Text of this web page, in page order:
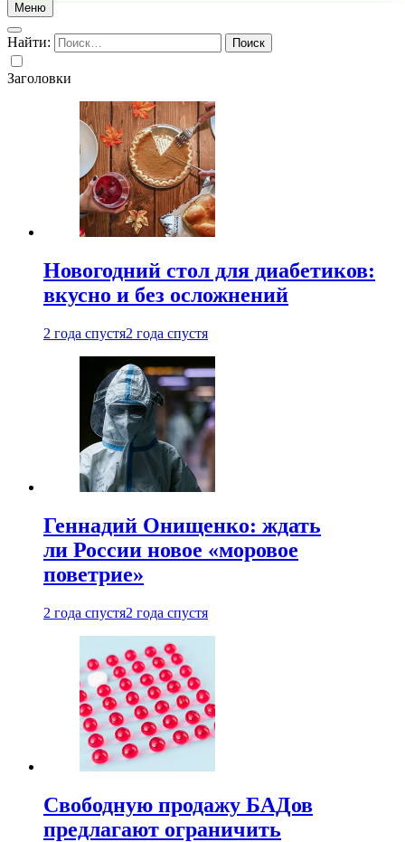
Меню
Найти:
Заголовки
Новогодний стол для диабетиков:
вкусно и без осложнений
2 года спустя2 года спустя
Геннадий Онищенко: ждать
ли России новое «моровое
поветрие»
2 года спустя2 года спустя
Свободную продажу БАДов
предлагают ограничить